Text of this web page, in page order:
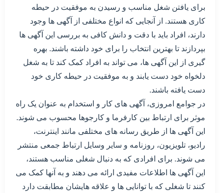
برای یافتن شغل مناسب و رسیدن به موفقیت در حیطه
کاری هستند. از آنجایی که انواع مختلفی از آگهی ها وجود
دارند، افراد باید با دقت و دانش کافی به بررسی این آگهی ها
بپردازند تا بهترین انتخاب را برای خود داشته باشند. بهره
گیری از این آگهی ها، می تواند به افراد کمک کند تا به شغل
دلخواه خود دست یابند و به موفقیت در حیطه کاری خود
دست یافته باشند.
در جوامع امروزی، آگهی های کار و استخدام به عنوان یک راه
موثر برای ارتباط بین کارفرما و کارجوها محسوب می شوند.
این آگهی ها از طریق رسانه های مختلفی مانند اینترنت،
رادیو، تلویزیون، روزنامه و سایر وسایل ارتباط جمعی منتشر
می شوند. برای افرادی که به دنبال شغلی مناسب هستند،
این آگهی ها اطلاعات مفیدی ارائه می دهند و به آنها کمک می
کنند تا شغلی که با توانایی ها و علاقه هایشان مطابقت دارد